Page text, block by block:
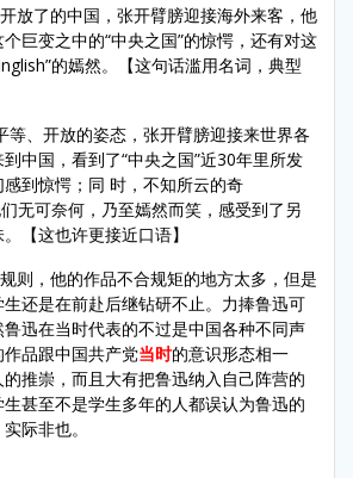
放了的中国，张开臂膀迎接海外来客，他
巨变之中的“中央之国”的惊愕，还有对这
的嫣然。【这句话滥用名词，典型
等、开放的姿态，张开臂膀迎接来世界各
中国，看到了“中央之国”近30年里所发
到惊愕；同 时，不知所云的奇
无可奈何，乃至嫣然而笑，感受到了另
【这也许更接近口语】
则，他的作品不合规矩的地方太多，但是
还是在前赴后继钻研不止。力捧鲁迅可
迅在当时代表的不过是中国各种不同声
品跟中国共产党当时的意识形态相一
推崇，而且大有把鲁迅纳入自己阵营的
甚至不是学生多年的人都误认为鲁迅的
际非也。